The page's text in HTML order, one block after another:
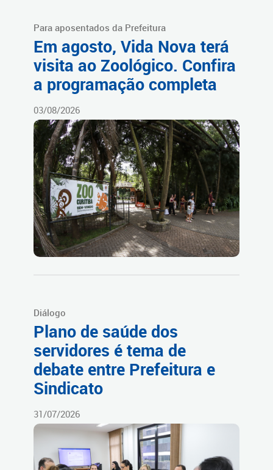
Para aposentados da Prefeitura
Em agosto, Vida Nova terá
visita ao Zoológico. Confira
a programação completa
03/08/2026
Diálogo
Plano de saúde dos
servidores é tema de
debate entre Prefeitura e
Sindicato
31/07/2026